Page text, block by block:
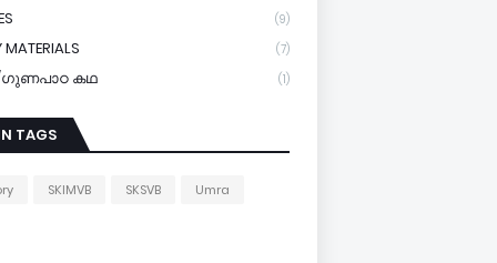
(9)
MATERIALS (7)
ഗുണപാഠ കഥ (1)
TAGS
SKIMVB SKSVB Umra